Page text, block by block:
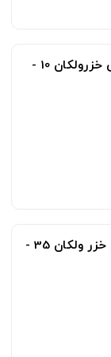
بر تولید کالای
آون توسترهای
فروش محصولات پارس خزر در سراسر ایران با بیش از 450 مرکز خدمات
اون توستر پارس خزرولکان 10 -
اون توسترپارس خزر ولکان 35 -